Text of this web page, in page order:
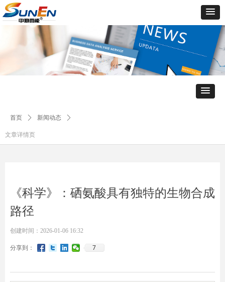
《科学》：硒氨酸具有独特的生物合成
路径
创建时间： 2026-01-06 16:32
分享到： 7
首页 ꄲ 新闻动态 ꄲ
文章详情页